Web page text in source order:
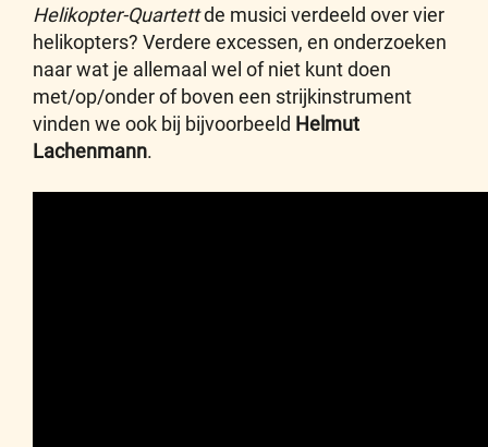
Helikopter-Quartettde musici verdeeld over vier
helikopters? Verdere excessen, en onderzoeken
naar wat je allemaal wel of niet kunt doen
met/op/onder of boven een strijkinstrument
vinden we ook bij bijvoorbeeld Helmut
Lachenmann.